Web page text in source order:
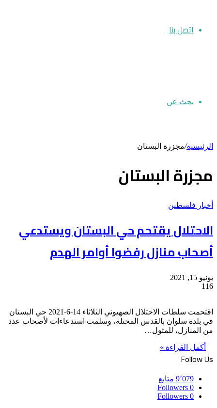
اتصل بنا
بحث عن
الرئيسية/مجزرة البستان
مجزرة البستان
أخبار فلسطين
الاحتلال يقتحم حي البستان ويستدعي
أصحاب منازل رفضوا أوامر الهدم
يونيو 15, 2021
116
اقتحمت سلطات الاحتلال الصهيوني الثلاثاء 14-6-2021 حي البستان
في بلدة سلوان بالقدس المحتلة، وسلمت استدعاءات لأصحاب عدد
من المنازل، للمثول…
أكمل القراءة »
Follow Us
9٬079 متابع
0
Followers
0
Followers